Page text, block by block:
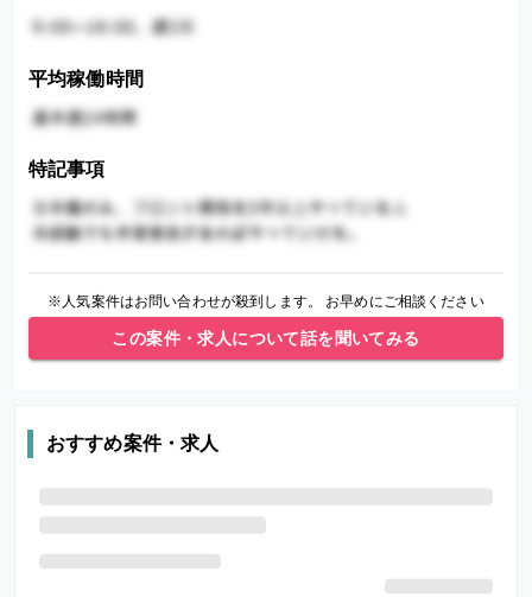
平均稼働時間
特記事項
※人気案件はお問い合わせが殺到します。 お早めにご相談ください
この案件・求人について話を聞いてみる
おすすめ案件・求人